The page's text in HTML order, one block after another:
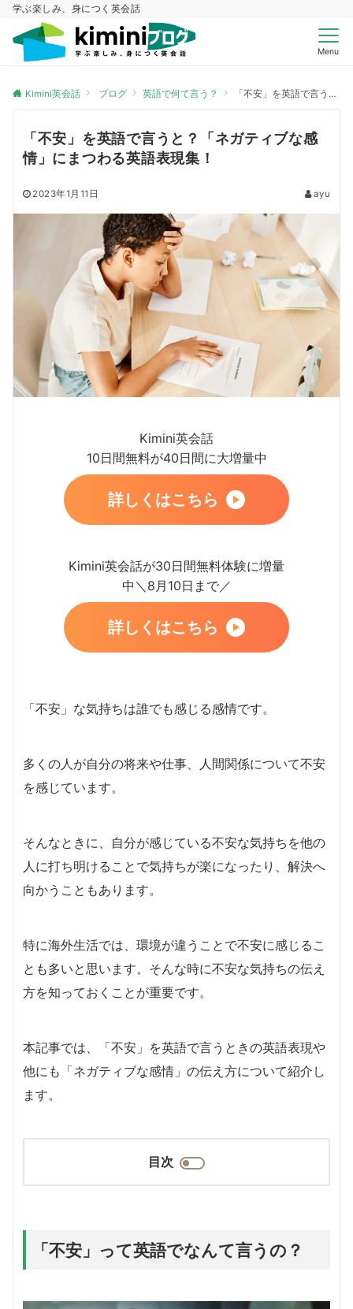
学ぶ楽しみ、身につく英会話
Menu
Kimini英会話 ブログ 英語で何て言う？ 「不安」を英語で言うと？「ネガティブな感情」にまつわる英語表現集！
「不安」を英語で言うと？「ネガティブな感
情」にまつわる英語表現集！
2023年1月11日 ayu
Kimini英会話
10日間無料が40日間に大増量中
詳しくはこちら
Kimini英会話が30日間無料体験に増量
中＼8月10日まで／
詳しくはこちら
「不安」な気持ちは誰でも感じる感情です。
多くの人が自分の将来や仕事、人間関係について不安
を感じています。
そんなときに、自分が感じている不安な気持ちを他の
人に打ち明けることで気持ちが楽になったり、解決へ
向かうこともあります。
特に海外生活では、環境が違うことで不安に感じるこ
とも多いと思います。そんな時に不安な気持ちの伝え
方を知っておくことが重要です。
本記事では、「不安」を英語で言うときの英語表現や
他にも「ネガティブな感情」の伝え方について紹介し
ます。
目次
「不安」って英語でなんて言うの？